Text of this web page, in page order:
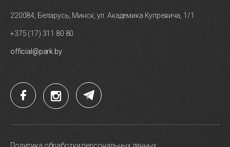
220084, Беларусь, Минск, ул. Академика Купревича, 1/1
+375 (17) 311 80 80
official@park.by